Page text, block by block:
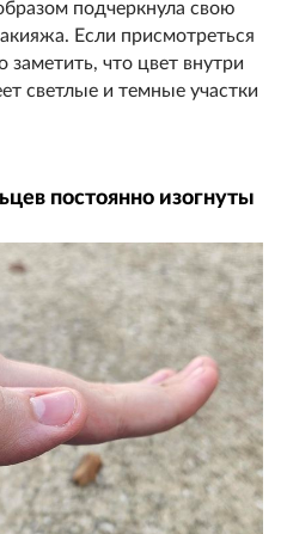
подчеркнула свою
Если присмотреться
заметить, что цвет внутри
светлые и темные участки
постоянно изогнуты